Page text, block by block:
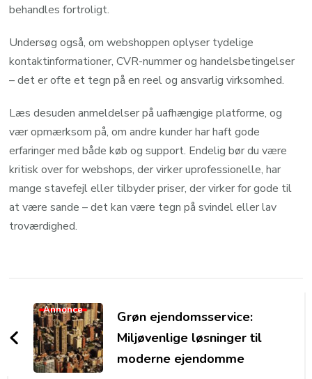
behandles fortroligt.
Undersøg også, om webshoppen oplyser tydelige
kontaktinformationer, CVR-nummer og handelsbetingelser
– det er ofte et tegn på en reel og ansvarlig virksomhed.
Læs desuden anmeldelser på uafhængige platforme, og
vær opmærksom på, om andre kunder har haft gode
erfaringer med både køb og support. Endelig bør du være
kritisk over for webshops, der virker uprofessionelle, har
mange stavefejl eller tilbyder priser, der virker for gode til
at være sande – det kan være tegn på svindel eller lav
troværdighed.
Navigation
Annonce
Grøn ejendomsservice:
Miljøvenlige løsninger til
moderne ejendomme